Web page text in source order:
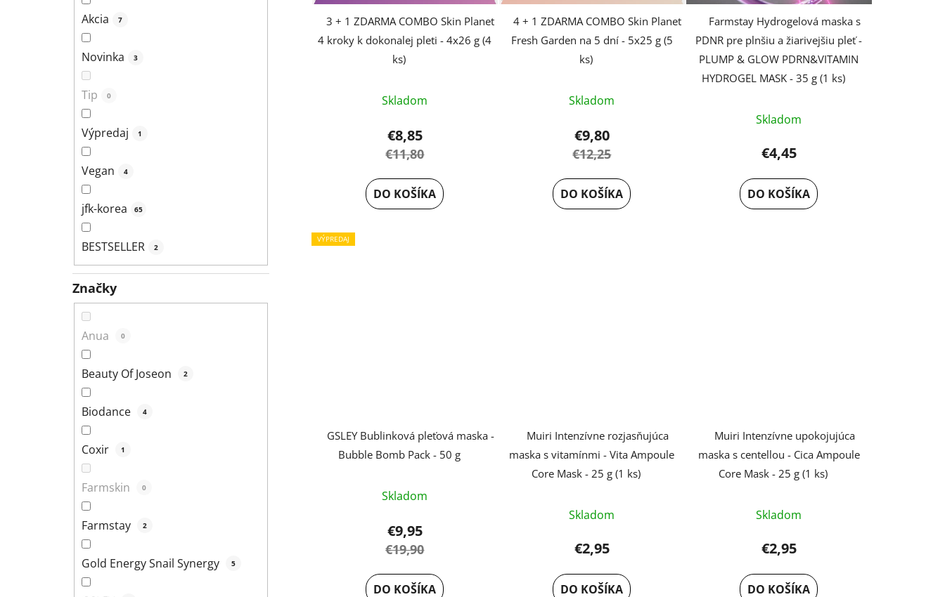
Akcia 7
Novinka 3
Tip 0
Výpredaj 1
Vegan 4
jfk-korea 65
BESTSELLER 2
Značky
Anua 0
Beauty Of Joseon 2
Biodance 4
Coxir 1
Farmskin 0
Farmstay 2
Gold Energy Snail Synergy 5
v
o
3 + 1 ZDARMA COMBO Skin Planet
4 kroky k dokonalej pleti - 4x26 g (4
ks)
Skladom
€8,85
€11,80
DO KOŠÍKA
4 + 1 ZDARMA COMBO Skin Planet
Fresh Garden na 5 dní - 5x25 g (5
ks)
Skladom
€9,80
€12,25
DO KOŠÍKA
Farmstay Hydrogelová maska s
PDNR pre plnšiu a žiarivejšiu pleť -
PLUMP & GLOW PDRN&VITAMIN
HYDROGEL MASK - 35 g (1 ks)
Skladom
€4,45
DO KOŠÍKA
VÝPREDAJ
GSLEY Bublinková pleťová maska -
Bubble Bomb Pack - 50 g
Skladom
€9,95
€19,90
DO KOŠÍKA
Muiri Intenzívne rozjasňujúca
maska s vitamínmi - Vita Ampoule
Core Mask - 25 g (1 ks)
Skladom
€2,95
DO KOŠÍKA
Muiri Intenzívne upokojujúca
maska s centellou - Cica Ampoule
Core Mask - 25 g (1 ks)
Skladom
€2,95
DO KOŠÍKA